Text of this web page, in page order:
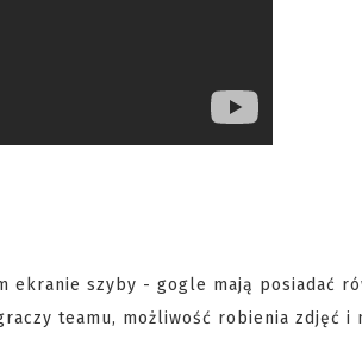
szyby - gogle mają posiadać
teamu, możliwość robienia zdjęć i